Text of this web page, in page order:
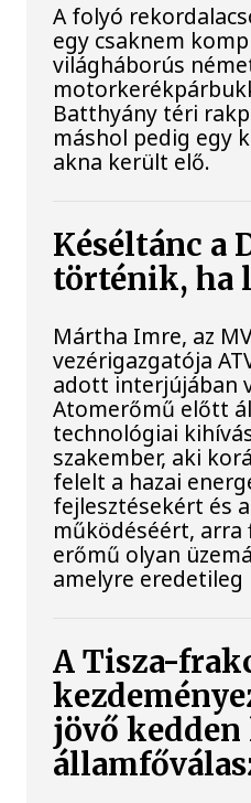
A folyó
egy csaknem
világháborús
Batthyány téri
máshol pedig egy
akna került elő.
Késéltánc a
történik, ha
Mártha Imre, az
vezérigazgatója
adott interjújában
Atomerőmű előtt
technológiai
szakember, aki
felelt a hazai
fejlesztésekért és
működéséért, arra
erőmű olyan
amelyre
A Tisza-
jövő kedden